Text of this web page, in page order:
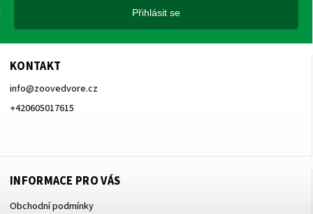
KONTAKT
info@zoovedvore.cz
+420605017615
INFORMACE PRO VÁS
Obchodní podmínky
Přihlásit se